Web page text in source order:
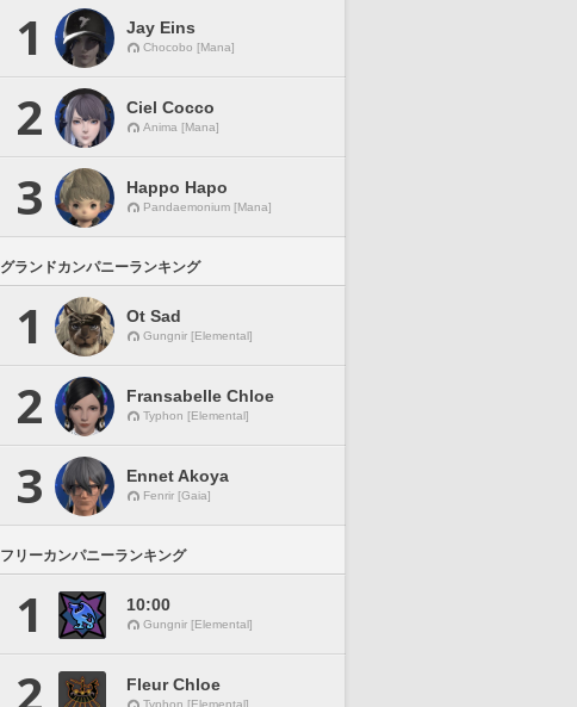
1 Jay Eins
Chocobo [Mana]
2 Ciel Cocco
Anima [Mana]
3 Happo Hapo
Pandaemonium [Mana]
グランドカンパニーランキング
1 Ot Sad
Gungnir [Elemental]
2 Fransabelle Chloe
Typhon [Elemental]
3 Ennet Akoya
Fenrir [Gaia]
フリーカンパニーランキング
1 10:00
Gungnir [Elemental]
2 Fleur Chloe
Typhon [Elemental]